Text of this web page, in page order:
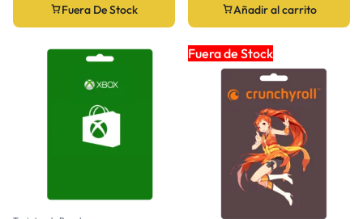
Fuera De Stock Añadir al carrito
Fuera de Stock